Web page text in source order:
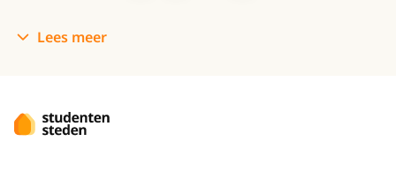
Lees meer